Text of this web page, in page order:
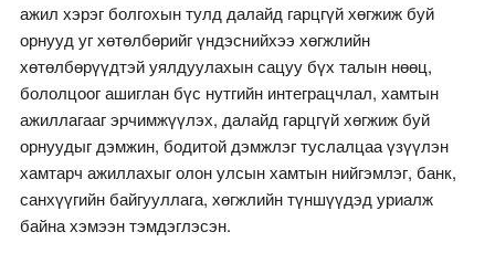
ажил хэрэг болгохын тулд далайд гарцгүй хөгжиж буй
орнууд уг хөтөлбөрийг үндэснийхээ хөгжлийн
хөтөлбөрүүдтэй уялдуулахын сацуу бүх талын нөөц,
бололцоог ашиглан бүс нутгийн интеграцчлал, хамтын
ажиллагааг эрчимжүүлэх, далайд гарцгүй хөгжиж буй
орнуудыг дэмжин, бодитой дэмжлэг туслалцаа үзүүлэн
хамтарч ажиллахыг олон улсын хамтын нийгэмлэг, банк,
санхүүгийн байгууллага, хөгжлийн түншүүдэд уриалж
байна хэмээн тэмдэглэсэн.